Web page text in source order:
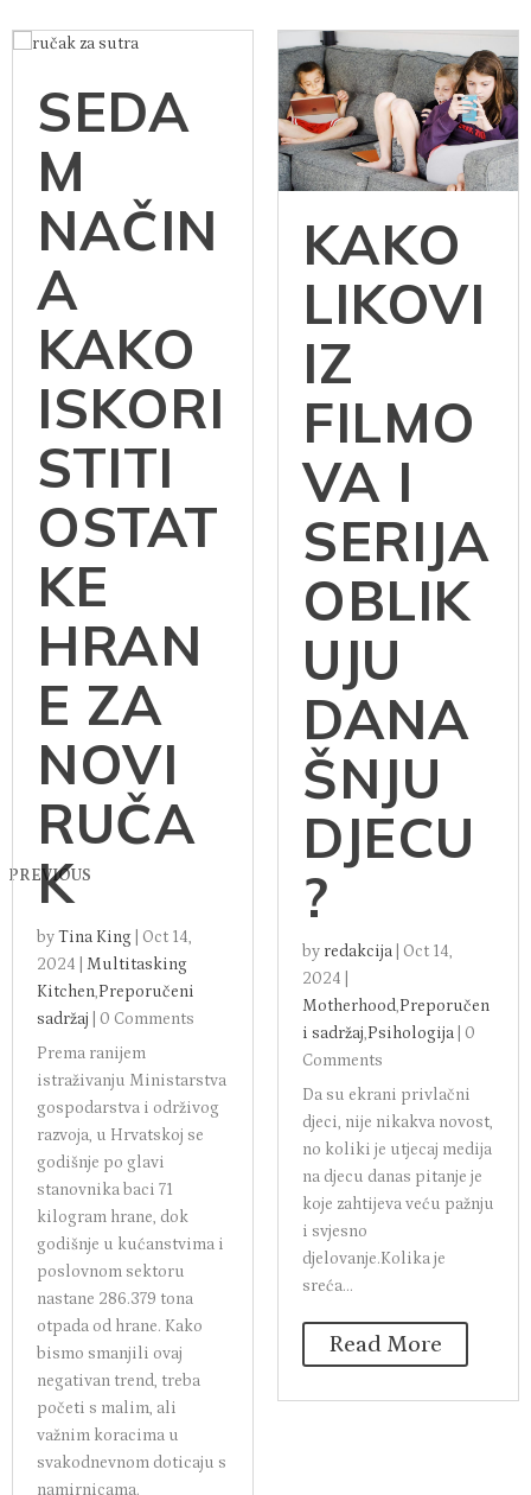
PREVIOUS
SEDA
M
NAČIN
A
KAKO
ISKORI
STITI
OSTAT
KE
HRAN
E ZA
NOVI
RUČA
K
byTina King
Oct 14,
2024
Multitasking
Kitchen,Preporučeni
sadržaj
0 Comments
Prema ranijem
istraživanju Ministarstva
gospodarstva i održivog
razvoja, u Hrvatskoj se
godišnje po glavi
stanovnika baci 71
kilogram hrane, dok
godišnje u kućanstvima i
poslovnom sektoru
nastane 286.379 tona
otpada od hrane. Kako
bismo smanjili ovaj
negativan trend, treba
početi s malim, ali
važnim koracima u
svakodnevnom doticaju s
namirnicama.
KAKO
LIKOVI
IZ
FILMO
VA I
SERIJA
OBLIK
UJU
DANA
ŠNJU
DJECU
?
by redakcija
Oct 14,
2024
Motherhood,Preporučen
i sadržaj,Psihologija
0
Comments
Da su ekrani privlačni
djeci, nije nikakva novost,
no koliki je utjecaj medija
na djecu danas pitanje je
koje zahtijeva veću pažnju
i svjesno
djelovanje.Kolika je
sreća...
Read More